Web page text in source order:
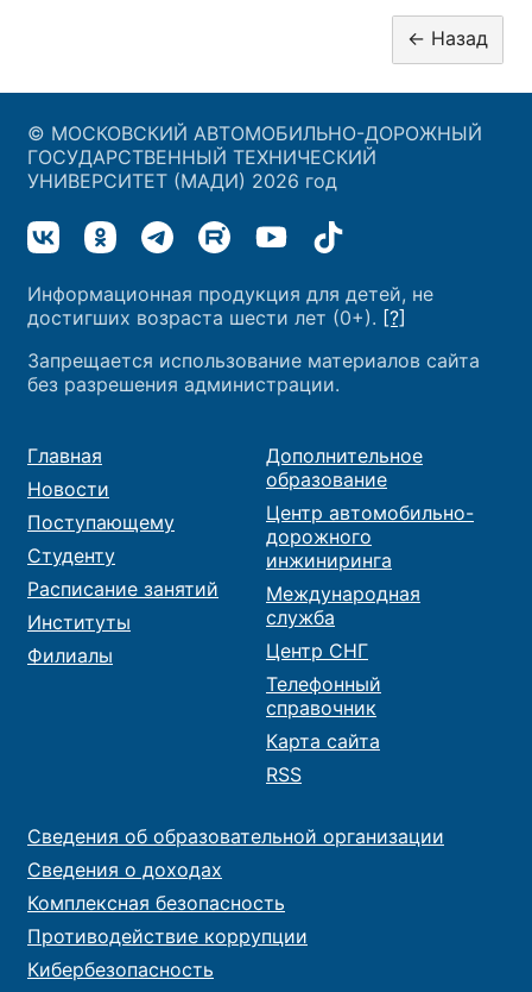
© МОСКОВСКИЙ АВТОМОБИЛЬНО-ДОРОЖНЫЙ
ГОСУДАРСТВЕННЫЙ ТЕХНИЧЕСКИЙ
УНИВЕРСИТЕТ (МАДИ) 2026 год
Информационная продукция для детей, не
достигших возраста шести лет (0+). [?]
Запрещается использование материалов сайта
без разрешения администрации.
Главная
Новости
Поступающему
Студенту
Расписание занятий
Институты
Филиалы
Дополнительное
образование
Центр автомобильно-
дорожного
инжиниринга
Международная
служба
Центр СНГ
Телефонный
справочник
Карта сайта
RSS
Сведения об образовательной организации
Сведения о доходах
Комплексная безопасность
Противодействие коррупции
Кибербезопасность